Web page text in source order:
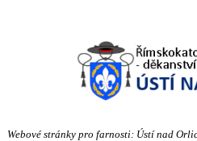
Webové stránky pro farnosti: Ústí nad